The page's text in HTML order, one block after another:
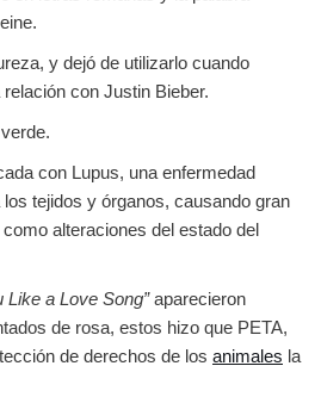
y dejó de utilizarlo cuando
con Justin Bieber.
con Lupus, una enfermedad
tejidos y órganos, causando gran
alteraciones del estado del
Like a Love Song”aparecieron
de rosa, estos hizo que PETA,
de derechos de los animales la